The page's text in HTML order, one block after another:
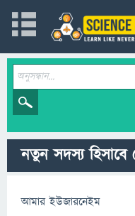
নতুন সদস্য হিসাবে
আমার ইউজারনেইম